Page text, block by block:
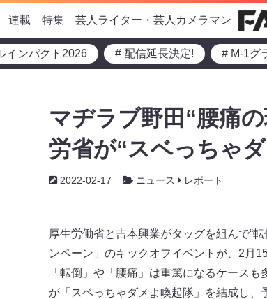
連載 特集 芸人ライター・芸人カメラマン
インパクト2026 # 配信延長決定! # M-1グ
マヂラブ野田“腰痛
労省が“スベっちゃ
2022-02-17 ニュース レポート
厚生労働省と吉本興業がタッグを組んで“
ンペーン」のキックオフイベントが、2月
「転倒」や「腰痛」は重篤になるケース
が「スベっちゃダメよ喚起隊」を結成し、